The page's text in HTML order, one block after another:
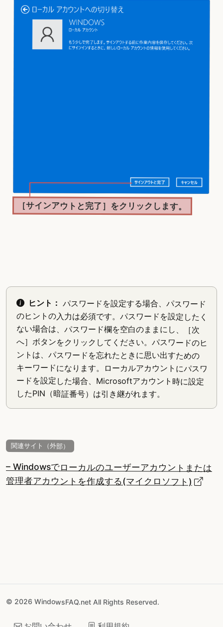
［サインアウトと完了］をクリックします。
ヒント： パスワードを設定する場合、パスワード
のヒントの入力は必須です。パスワードを設定したく
ない場合は、パスワード欄を空白のままにし、［次
へ］ボタンをクリックしてください。パスワードのヒ
ントは、パスワードを忘れたときに思い出すための
キーワードになります。ローカルアカウントにパスワ
ードを設定した場合、Microsoftアカウント時に設定
したPIN（暗証番号）は引き継がれます。
関連サイト（外部）
– Windowsでローカルのユーザーアカウントまたは
管理者アカウントを作成する(マイクロソフト)
© 2026 WindowsFAQ.net All Rights Reserved.